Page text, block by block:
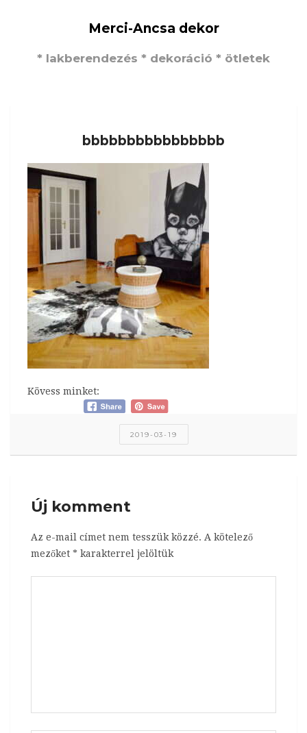
Merci-Ancsa dekor
* lakberendezés * dekoráció * ötletek
bbbbbbbbbbbbbbbb
Kövess minket:
2019-03-19
Új komment
Az e-mail címet nem tesszük közzé. A kötelező
mezőket * karakterrel jelöltük